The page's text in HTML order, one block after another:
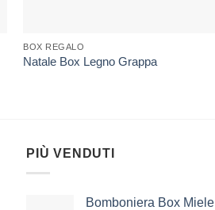
BOX REGALO
Natale Box Legno Grappa
PIÙ VENDUTI
Bomboniera Box Miele